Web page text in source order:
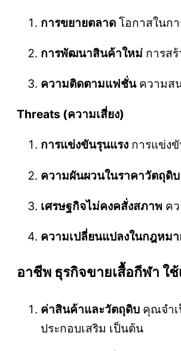
การขยายตลาด โอกาสในก
การพัฒนาสินค้าใหม่ การส
ความติดตามแฟชั่นความสน
Threats (ความเสี่ยง)
การแข่งขันรุนแรง การแข่ง
ความผันผวนในราคาวัตถุดิบ
เศรษฐกิจไม่คงคสั่งสภาพ ค
ความเปลี่ยนแปลงในกฎหม
อาชีพ ธุรกิจขายเสื้อกีฬา ใช้
ค่าสินค้าและวัตถุดิบ คุณจำเ
ประกอบเสริม เป็นต้น